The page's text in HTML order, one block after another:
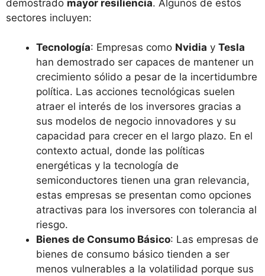
demostrado mayor resiliencia. Algunos de estos
sectores incluyen:
Tecnología: Empresas como Nvidia y Tesla
han demostrado ser capaces de mantener un
crecimiento sólido a pesar de la incertidumbre
política. Las acciones tecnológicas suelen
atraer el interés de los inversores gracias a
sus modelos de negocio innovadores y su
capacidad para crecer en el largo plazo. En el
contexto actual, donde las políticas
energéticas y la tecnología de
semiconductores tienen una gran relevancia,
estas empresas se presentan como opciones
atractivas para los inversores con tolerancia al
riesgo.
Bienes de Consumo Básico: Las empresas de
bienes de consumo básico tienden a ser
menos vulnerables a la volatilidad porque sus